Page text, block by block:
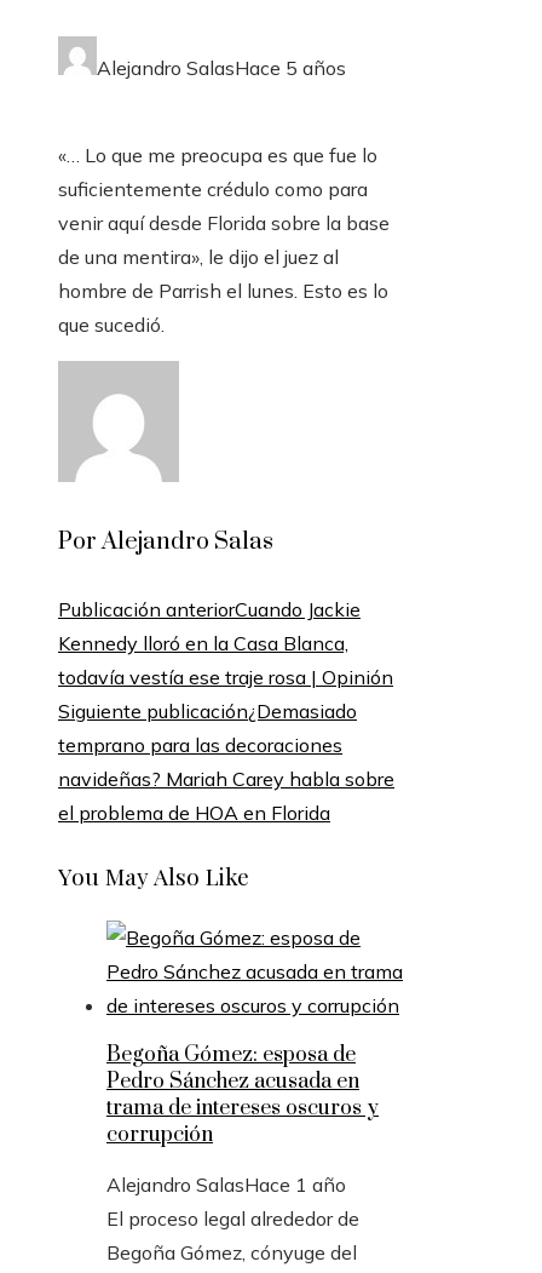
Alejandro SalasHace 5 años
«… Lo que me preocupa es que fue lo
suficientemente crédulo como para
venir aquí desde Florida sobre la base
de una mentira», le dijo el juez al
hombre de Parrish el lunes. Esto es lo
que sucedió.
Por Alejandro Salas
Publicación anteriorCuando Jackie
Kennedy lloró en la Casa Blanca,
todavía vestía ese traje rosa | Opinión
Siguiente publicación¿Demasiado
temprano para las decoraciones
navideñas? Mariah Carey habla sobre
el problema de HOA en Florida
You May Also Like
Begoña Gómez: esposa de
Pedro Sánchez acusada en
trama de intereses oscuros y
corrupción
Alejandro SalasHace 1 año
El proceso legal alrededor de
Begoña Gómez, cónyuge del